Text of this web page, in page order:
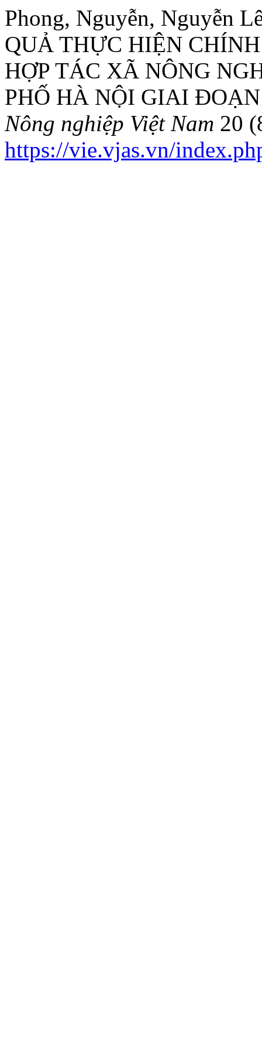
Phong, Nguyễn, Nguyễn
QUẢ THỰC HIỆN
HỢP TÁC XÃ NÔNG
PHỐ HÀ NỘI GIAI
Nông nghiệp Việt Nam 20
https://vie.vjas.vn/